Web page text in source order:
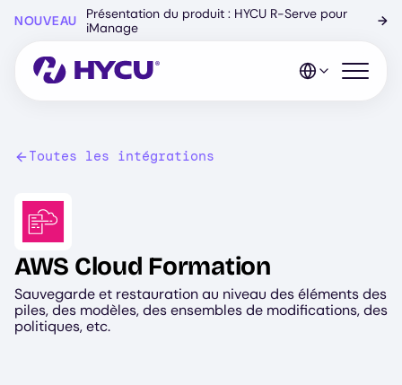
content
NOUVEAU
Présentation du produit : HYCU R-Serve pour
iManage
→
Open
Toutes les intégrations
Image
AWS Cloud Formation
Sauvegarde et restauration au niveau des éléments des
piles, des modèles, des ensembles de modifications, des
politiques, etc.